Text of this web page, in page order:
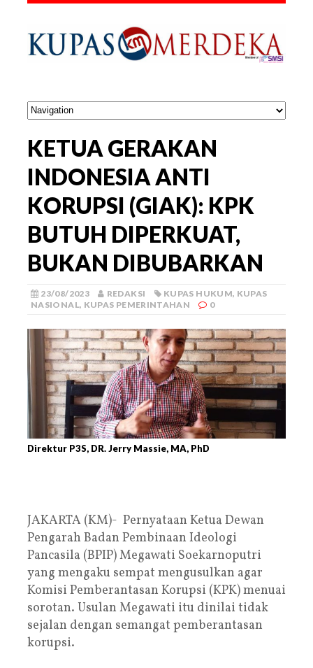
KETUA GERAKAN
INDONESIA ANTI
KORUPSI (GIAK): KPK
BUTUH DIPERKUAT,
BUKAN DIBUBARKAN
23/08/2023 REDAKSI KUPAS HUKUM, KUPAS
NASIONAL, KUPAS PEMERINTAHAN 0
Direktur P3S, DR. Jerry Massie, MA, PhD
JAKARTA (KM)- Pernyataan Ketua Dewan
Pengarah Badan Pembinaan Ideologi
Pancasila (BPIP) Megawati Soekarnoputri
yang mengaku sempat mengusulkan agar
Komisi Pemberantasan Korupsi (KPK) menuai
sorotan. Usulan Megawati itu dinilai tidak
sejalan dengan semangat pemberantasan
korupsi.